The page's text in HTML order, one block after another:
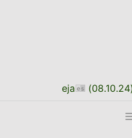
eja (08.10.24